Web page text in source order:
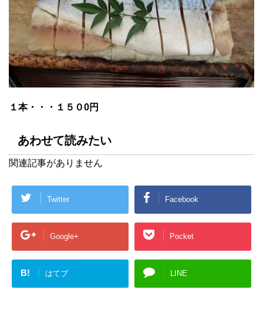
１本・・・１５０0円
あわせて読みたい
関連記事がありません
Twitter Facebook
Google+ Pocket
B! はてブ LINE